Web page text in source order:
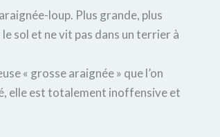
loup. Plus grande, plus
sol et ne vit pas dans un terrier à
« grosse araignée » que l’on
elle est totalement inoffensive et